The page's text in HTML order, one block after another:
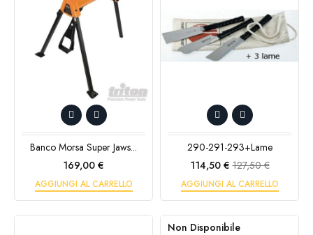
Banco Morsa Super Jaws...
Prezzo
169,00 €
AGGIUNGI AL CARRELLO
290-291-293+lame
Prezzo
114,50 € Prezzo
base
127,50 €
AGGIUNGI AL CARRELLO
Non Disponibile